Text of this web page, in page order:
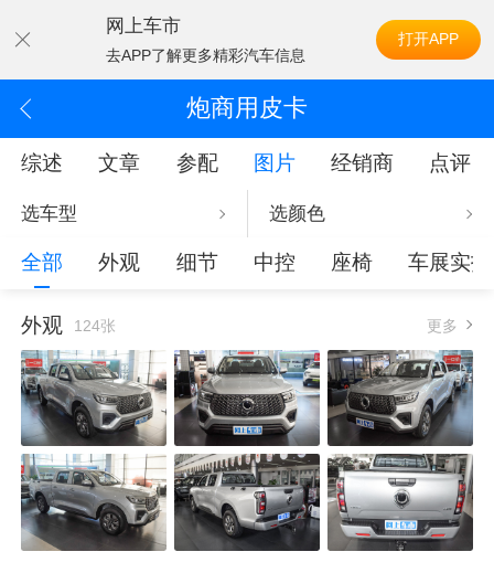
网上车市
去APP了解更多精彩汽车信息
打开APP
炮商用皮卡
综述 文章 参配 图片 经销商 点评
选车型 选颜色
全部 外观 细节 中控 座椅 车展实拍
外观 124张 更多